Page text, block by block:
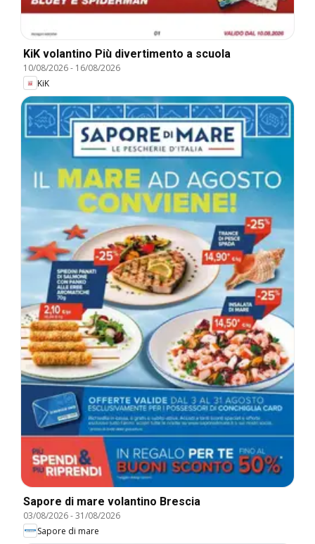
KiK volantino Più divertimento a scuola
10/08/2026- 16/08/2026
KiK
Sapore di mare volantino Brescia
03/08/2026-31/08/2026
Sapore di mare